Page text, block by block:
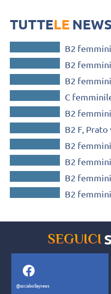
TUTTELE
SERIE B / C / D
B2
SERIE B / C / D
B2
SERIE B / C / D
B2
sognare
SERIE B / C / D
C
SERIE B / C / D
B2
SERIE B / C / D
B2 F,
SERIE B / C / D
B2 femminile: San
SERIE B / C / D
B2
SERIE B / C / D
B2
SERIE B / C / D
B2
SEGUICI
@socialvolleynews